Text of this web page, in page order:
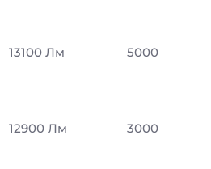
13100 Лм 5000
12900 Лм 3000